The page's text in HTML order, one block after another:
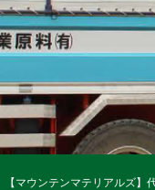
【マウンテンマテリアルズ